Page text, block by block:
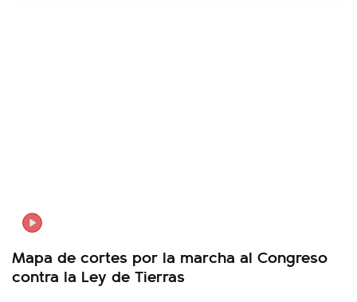
Mapa de cortes por la marcha al Congreso
contra la Ley de Tierras